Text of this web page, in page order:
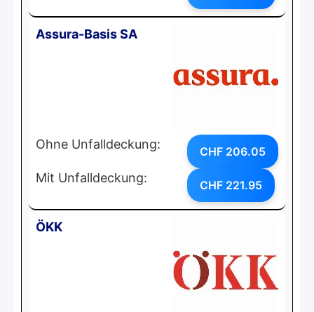
Assura-Basis SA
Ohne Unfalldeckung: CHF 206.05
Mit Unfalldeckung: CHF 221.95
ÖKK